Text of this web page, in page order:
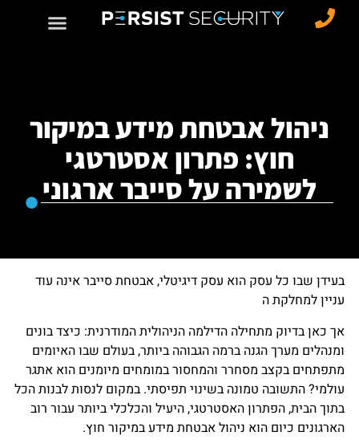
ניהול אבטחת מידע במיקור
חוץ: פתרון אסטרטגי
לשמירה על סייבר ארגוני
בעידן שבו כל עסק הוא עסק דיגיטלי, אבטחת סייבר אינה עוד
עניין למחלקת ה
אך כאן בדיוק מתחילה הדילמה הניהולית המודרנית: כיצד בונים
ומנהלים מערך הגנה ברמה הגבוהה ביותר, בעולם שבו האיומים
מתפתחים בקצב מסחרר והמחסור במומחים מיומנים הוא אתגר
עולמי? התשובה טמונה בשינוי תפיסתי. במקום לנסות לבנות הכל
בתוך הבית, הפתרון האסטרטגי, היעיל והכלכלי ביותר עבור רוב
הארגונים כיום הוא ניהול אבטחת מידע במיקור חוץ.